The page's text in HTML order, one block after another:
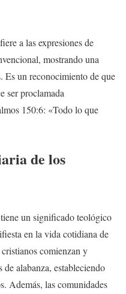
a las expresiones de
mostrando una
Es un reconocimiento de que
ser proclamada
150:6: «Todo lo que
de los
un significado teológico
en la vida cotidiana de
comienzan y
alabanza, estableciendo
Además, las comunidades